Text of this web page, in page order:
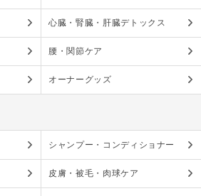
心臓・腎臓・肝臓デトックス
腰・関節ケア
オーナーグッズ
シャンプー・コンディショナー
皮膚・被毛・肉球ケア